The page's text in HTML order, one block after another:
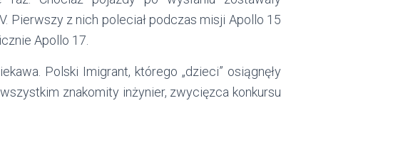
Pierwszy z nich poleciał podczas misji Apollo 15
Apollo 17.
Polski Imigrant, którego „dzieci” osiągnęły
znakomity inżynier, zwycięzca konkursu